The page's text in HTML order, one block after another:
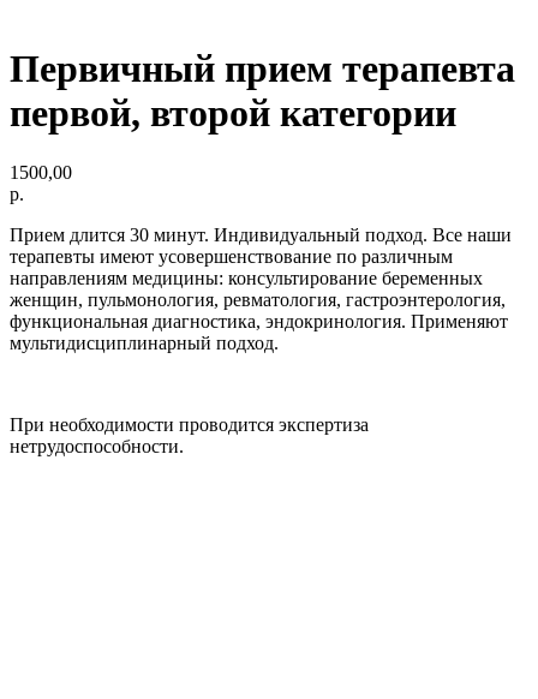
Первичный прием терапевта
первой, второй категории
1500,00
р.
Прием длится 30 минут. Индивидуальный подход. Все наши
терапевты имеют усовершенствование по различным
направлениям медицины: консультирование беременных
женщин, пульмонология, ревматология, гастроэнтерология,
функциональная диагностика, эндокринология. Применяют
мультидисциплинарный подход.
При необходимости проводится экспертиза
нетрудоспособности.